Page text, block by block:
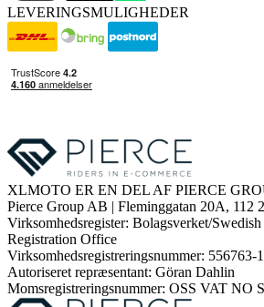
LEVERINGSMULIGHEDER
XLMOTO ER EN DEL AF PIERCE
Pierce Group AB | Fleminggatan 20A, 112
Virksomhedsregister: Bolagsverket/
Registration Office
Virksomhedsregistreringsnummer: 556763-
Autoriseret repræsentant: Göran Dahlin
Momsregistreringsnummer: OSS VAT NO